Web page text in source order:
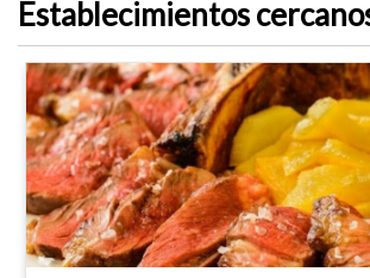
Establecimientos